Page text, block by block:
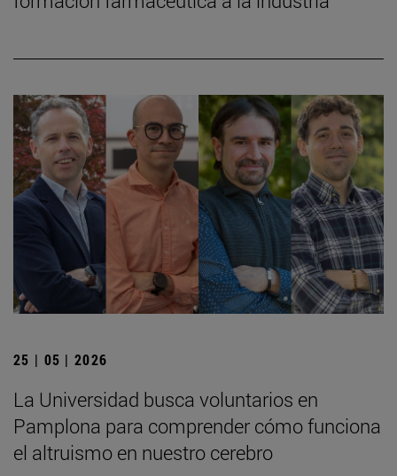
25 | 05 | 2026
La Universidad busca voluntarios en
Pamplona para comprender cómo funciona
el altruismo en nuestro cerebro